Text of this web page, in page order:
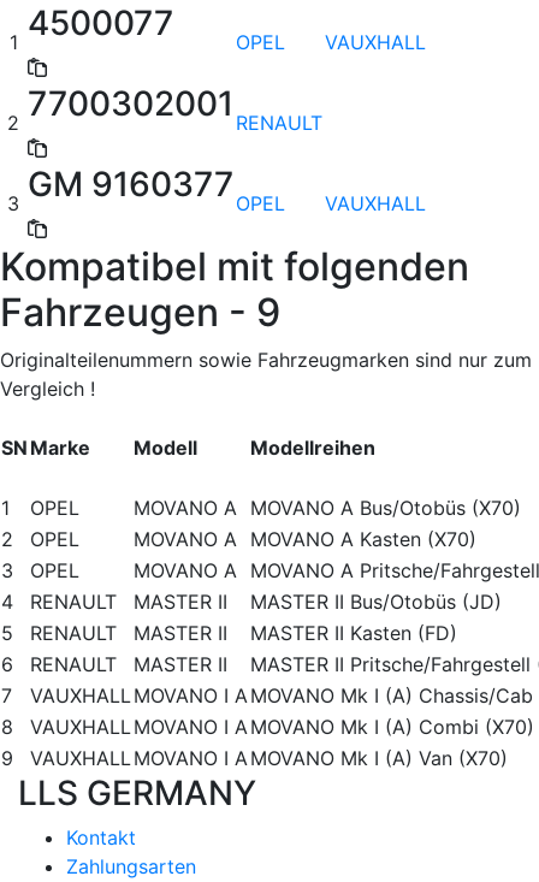
1 4500077 OPEL VAUXHALL
2 7700302001 RENAULT
3 GM 9160377 OPEL VAUXHALL
Kompatibel mit folgenden
Fahrzeugen - 9
Originalteilenummern sowie Fahrzeugmarken sind nur zum
Vergleich !
SN Marke Modell Modellreihen
1 OPEL MOVANO A MOVANO A Bus/Otobüs (X70)
2
OPEL MOVANO A MOVANO A Kasten (X70)
3
OPEL MOVANO A MOVANO A Pritsche/
4
RENAULT MASTER II
MASTER II Bus/Otobüs (JD)
5
RENAULT MASTER II
MASTER II Kasten (FD)
6
RENAULT MASTER II
MASTER II Pritsche/Fahrgestell
7
VAUXHALLMOVANO I AMOVANO Mk I (A) Chassis/Cab
8
VAUXHALLMOVANO I AMOVANO Mk I (A) Combi (X70)
9
VAUXHALLMOVANO I AMOVANO Mk I (A) Van (X70)
LLS GERMANY
Kontakt
Zahlungsarten